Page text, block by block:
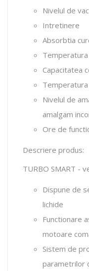
Nivelul de
Intretinere
Absorbtia
Temperatura
Capacitatea
Nivelul de
amalgam
Ore de
Descriere produs:
TURBO SMART -
Dispune de
lichide
Functionare
motoare
Sistem de
parametrilor